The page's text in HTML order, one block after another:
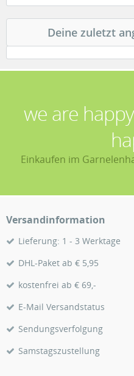
Deine zuletzt
we are
Einkaufen im
Versandinformation
Lieferung: 1 - 3 Werktage
DHL-Paket ab € 5,95
kostenfrei ab € 69,-
E-Mail Versandstatus
Sendungsverfolgung
Samstagszustellung